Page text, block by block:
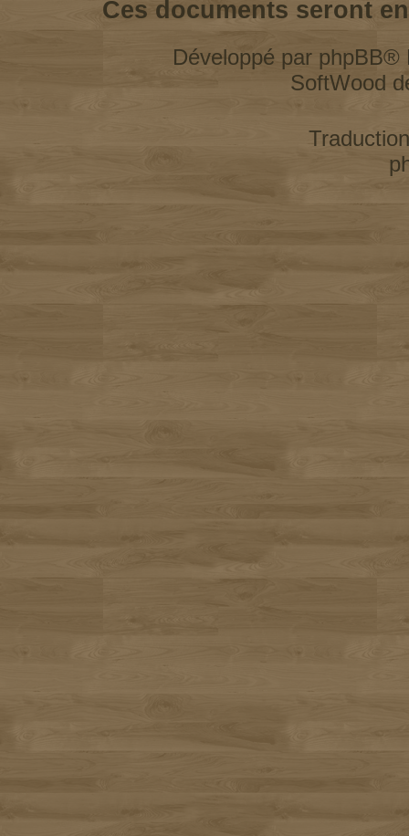
Ces documents seront
Développé par phpBB®
SoftWood